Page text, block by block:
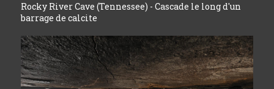
Rocky River Cave (Tennessee) - Cascade le long d'un
barrage de calcite